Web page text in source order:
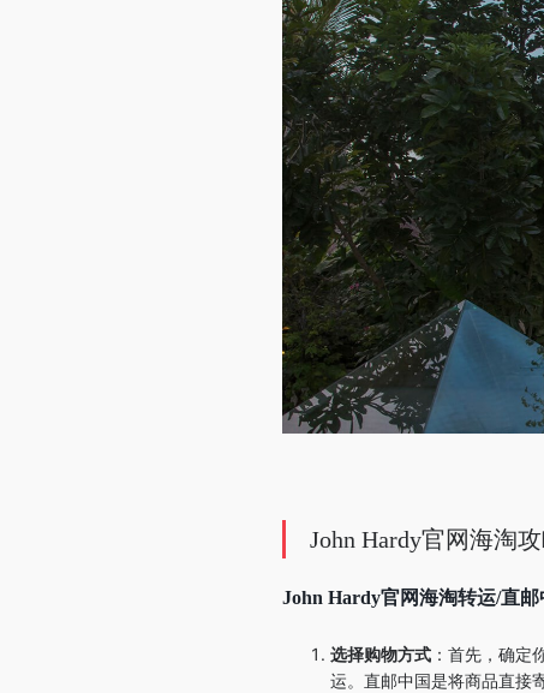
John Hardy官网海淘
John Hardy官网海淘转运/直
选择购物方式 ：首先，确定
运。直邮中国是将商品直接